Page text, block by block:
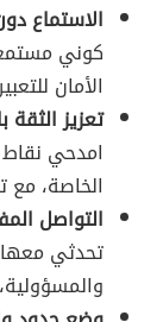
الاستماع
كوني
الأمان
تعزيز
امدحي نقاط
الخاصة، مع
التواصل
تحدثي معها